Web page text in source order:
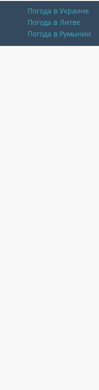
Погода в Украине
Погода в Литве
Погода в Румынии